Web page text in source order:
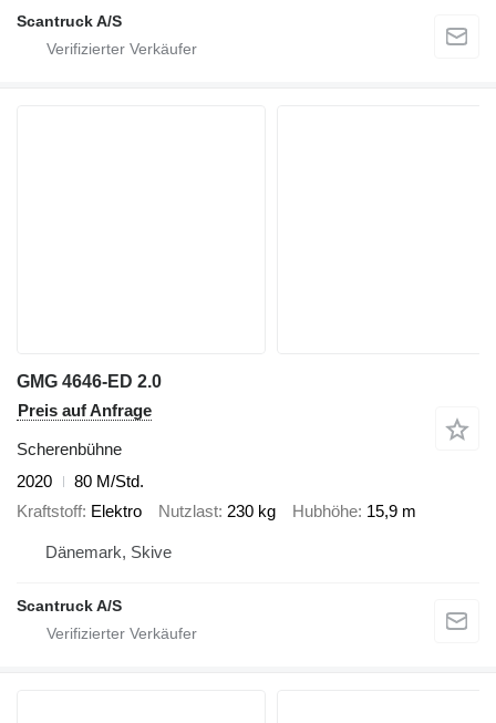
Scantruck A/S
GMG 4646-ED 2.0
Preis auf Anfrage
Scherenbühne
2020
80 M/Std.
Kraftstoff Elektro Nutzlast 230 kg Hubhöhe 15,9 m
Dänemark, Skive
Scantruck A/S